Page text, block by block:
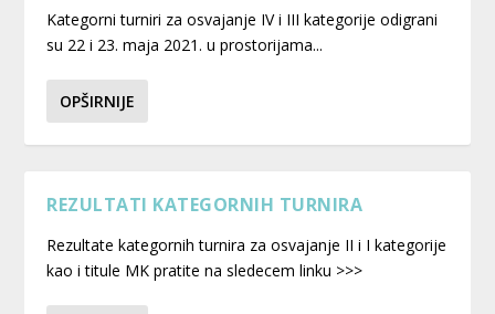
Kategorni turniri za osvajanje IV i III kategorije odigrani
su 22 i 23. maja 2021. u prostorijama...
OPŠIRNIJE
REZULTATI KATEGORNIH TURNIRA
Rezultate kategornih turnira za osvajanje II i I kategorije
kao i titule MK pratite na sledecem linku >>>